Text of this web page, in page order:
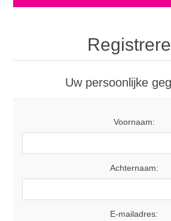
Uw persoonlijke
Voornaam:
Achternaam:
E-mailadres: